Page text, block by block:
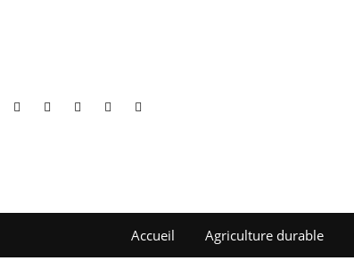
Accueil Agriculture durable